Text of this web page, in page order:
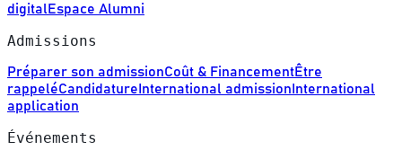
digital Espace Alumni
Admissions
Préparer son admissionCoût & FinancementÊtre
rappeléCandidature International admission International
application
Événements